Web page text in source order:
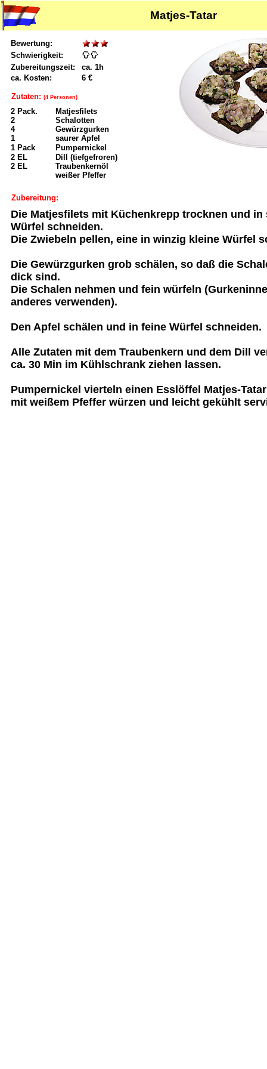
Matjes-Tatar
Bewertung:
Schwierigkeit:
Zubereitungszeit:
ca. 1h
ca. Kosten:
6 €
Zutaten: (4 Personen)
2 Pack.
Matjesfilets
2
Schalotten
4
Gewürzgurken
1
saurer Apfel
1 Pack
Pumpernickel
2 EL
Dill (tiefgefroren)
2 EL
Traubenkernöl
weißer Pfeffer
Zubereitung:
Die Matjesfilets mit Küchenkrepp trocknen und in
Würfel schneiden.
Die Zwiebeln pellen, eine in winzig kleine Würfel
Die Gewürzgurken grob schälen, so daß die
dick sind.
Die Schalen nehmen und fein würfeln
anderes verwenden).
Den Apfel schälen und in feine Würfel schneiden.
Alle Zutaten mit dem Traubenkern und dem Dill
ca. 30 Min im Kühlschrank ziehen lassen.
Pumpernickel vierteln einen Esslöffel Matjes-
mit weißem Pfeffer würzen und leicht gekühlt